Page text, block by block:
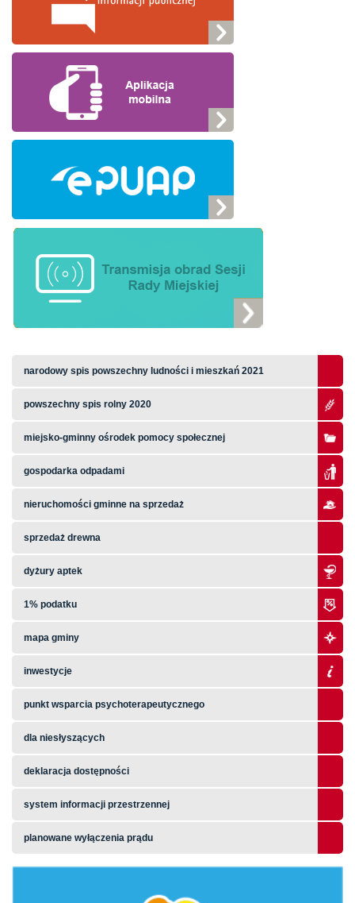
narodowy spis powszechny ludności i mieszkań 2021
powszechny spis rolny 2020
miejsko-gminny ośrodek pomocy społecznej
gospodarka odpadami
nieruchomości gminne na sprzedaż
sprzedaż drewna
dyżury aptek
1% podatku
mapa gminy
inwestycje
punkt wsparcia psychoterapeutycznego
dla niesłyszących
deklaracja dostępności
system informacji przestrzennej
planowane wyłączenia prądu